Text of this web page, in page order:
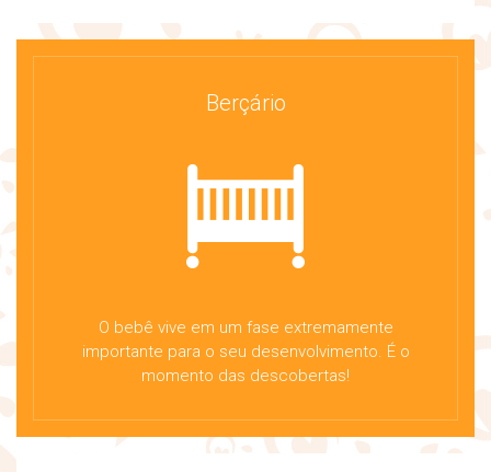
Berçário
O bebê vive em um fase extremamente
importante para o seu desenvolvimento. É o
momento das descobertas!